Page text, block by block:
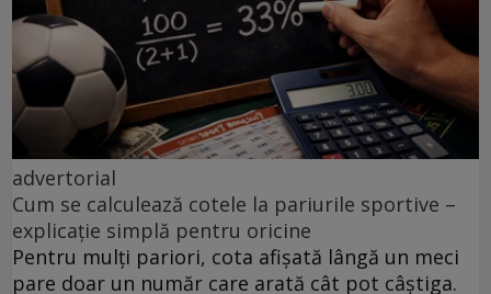
advertorial
Cum se calculează cotele la pariurile sportive –
explicație simplă pentru oricine
Pentru mulți pariori, cota afișată lângă un meci
pare doar un număr care arată cât pot câștiga.